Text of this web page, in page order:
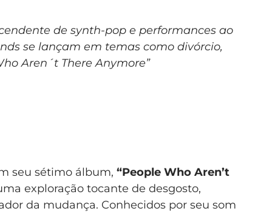
de synth-pop e performances ao
se lançam em temas como divórcio,
Aren´t There Anymore”
seu sétimo álbum, “People Who Aren’t
exploração tocante de desgosto,
da mudança. Conhecidos por seu som